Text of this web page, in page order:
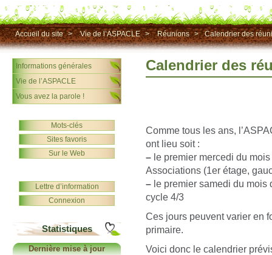
Accueil du site > Vie de l’ASPACLE > Réunions > Calendrier des
Calendrier des
Comme tous les ans,
ont lieu soit :
– le premier mercedi du
Associations (1er étage,
– le premier samedi du
cycle 4/3
Ces jours peuvent varier en
primaire.
Voici donc le calendrier
Informations générales
Vie de l’ASPACLE
Vous avez la parole !
Mots-clés
Sites favoris
Sur le Web
Lettre d’information
Connexion
Statistiques
Dernière mise à jour